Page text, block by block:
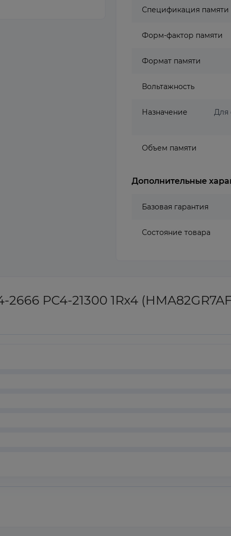
Спецификация памяти
Форм-фактор памяти
Формат памяти
Вольтажность
Назначение
Для
Объем памяти
Дополнительные
Базовая гарантия
Состояние товара
PC4-21300 1Rx4